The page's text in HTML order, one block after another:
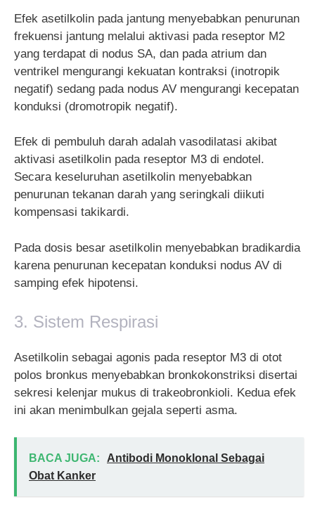
Efek asetilkolin pada jantung menyebabkan penurunan
frekuensi jantung melalui aktivasi pada reseptor M2
yang terdapat di nodus SA, dan pada atrium dan
ventrikel mengurangi kekuatan kontraksi (inotropik
negatif) sedang pada nodus AV mengurangi kecepatan
konduksi (dromotropik negatif).
Efek di pembuluh darah adalah vasodilatasi akibat
aktivasi asetilkolin pada reseptor M3 di endotel.
Secara keseluruhan asetilkolin menyebabkan
penurunan tekanan darah yang seringkali diikuti
kompensasi takikardi.
Pada dosis besar asetilkolin menyebabkan bradikardia
karena penurunan kecepatan konduksi nodus AV di
samping efek hipotensi.
3. Sistem Respirasi
Asetilkolin sebagai agonis pada reseptor M3 di otot
polos bronkus menyebabkan bronkokonstriksi disertai
sekresi kelenjar mukus di trakeobronkioli. Kedua efek
ini akan menimbulkan gejala seperti asma.
BACA JUGA:
Antibodi Monoklonal Sebagai
Obat Kanker